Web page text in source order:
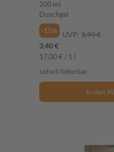
200 ml
Duschgel
-15%
UVP: 3,99 €
3,40 €
17,00 € / 1 l
sofort lieferbar
In den